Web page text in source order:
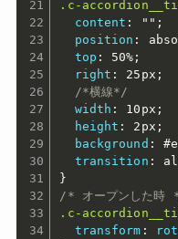
.c-
content : "" ;
position :
top : 50% ;
right : 25px ;
/*横線*/
width : 10px ;
height : 2px ;
background :
transition :
}
/* オープンした時
.c-
transform :